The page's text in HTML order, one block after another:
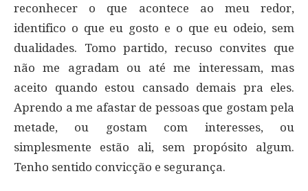
reconhecer o que acontece ao meu redor,
identifico o que eu gosto e o que eu odeio, sem
dualidades. Tomo partido, recuso convites que
não me agradam ou até me interessam, mas
aceito quando estou cansado demais pra eles.
Aprendo a me afastar de pessoas que gostam pela
metade, ou gostam com interesses, ou
simplesmente estão ali, sem propósito algum.
Tenho sentido convicção e segurança.